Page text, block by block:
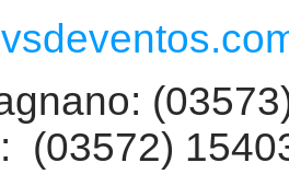
(03572)